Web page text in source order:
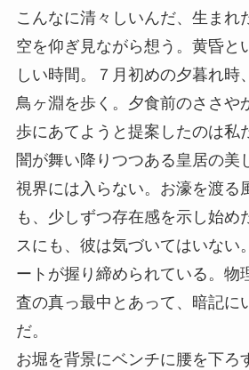
こんなに清々しいんだ、生まれ
空を仰ぎ見ながら想う。黄昏と
しい時間。７月初めの夕暮れ時
鳥ヶ淵を歩く。夕食前のささや
歩にあてようと提案したのは私
闇が舞い降りつつある皇居の美
視界には入らない。お濠を渡る
も、少しずつ存在感を示し始め
スにも、彼は気づいてはいない
ートが握り締められている。物
査の真っ最中とあって、暗記に
だ。
お堀を背景にベンチに腰を下ろ